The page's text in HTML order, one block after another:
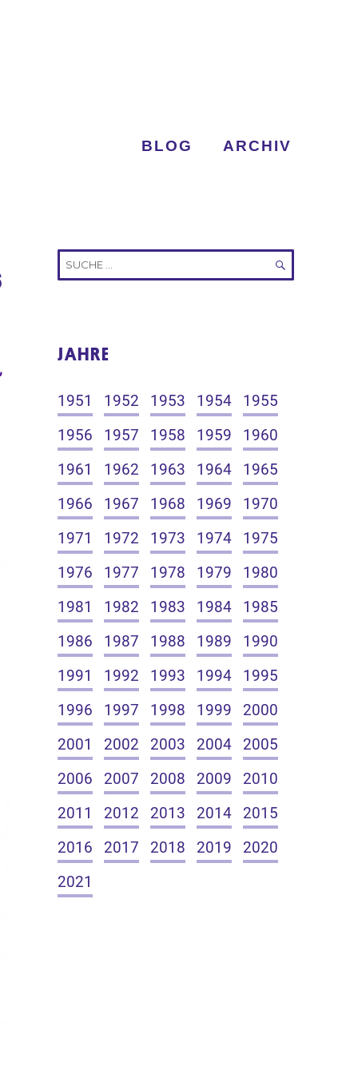
BLOG ARCHIV
SUCHEN
JAHRE
1951 1952 1953 1954
1955
1956
1957 1958 1959
1960
1961
1962 1963 1964
1965
1966
1967 1968 1969
1970
1971
1972 1973 1974
1975
1976
1977 1978 1979
1980
1981
1982 1983 1984
1985
1986
1987 1988 1989
1990
1991
1992 1993 1994
1995
1996
1997 1998 1999
2000
2001
2002 2003 2004
2005
2006
2007 2008 2009
2010
2011
2012 2013 2014
2015
2016
2017 2018 2019
2020
2021